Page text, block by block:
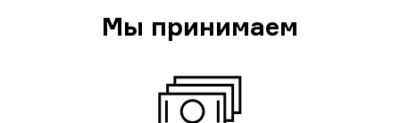
Мы принимаем